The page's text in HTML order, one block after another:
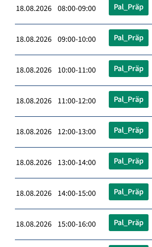
18.08.2026 08:00-09:00 Pal_Präp
18.08.2026 09:00-10:00 Pal_Präp
18.08.2026 10:00-11:00 Pal_Präp
18.08.2026 11:00-12:00 Pal_Präp
18.08.2026 12:00-13:00 Pal_Präp
18.08.2026 13:00-14:00 Pal_Präp
18.08.2026 14:00-15:00 Pal_Präp
18.08.2026 15:00-16:00 Pal_Präp